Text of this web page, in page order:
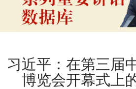
习近平：在第三届
博览会开幕式上